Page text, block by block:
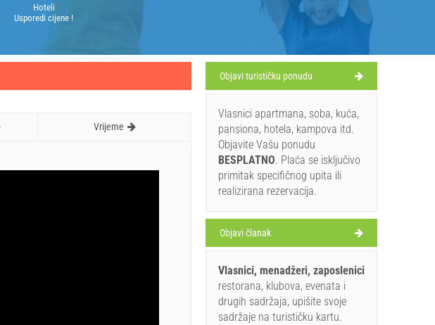
Hoteli
Usporedi cijene !
Vrijeme
Objavi turističku ponudu
Vlasnici apartmana, soba, kuća,
pansiona, hotela, kampova itd.
Objavite Vašu ponudu
BESPLATNO. Plaća se isključivo
primitak specifičnog upita ili
realizirana rezervacija.
Objavi članak
Vlasnici, menadžeri, zaposlenici
restorana, klubova, evenata i
drugih sadržaja, upišite svoje
sadržaje na turističku kartu.